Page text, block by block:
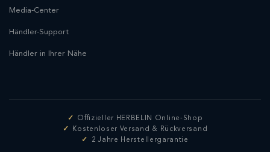
Media-Center
Händler-Support
Händler in Ihrer Nähe
Offizieller HERBELIN Online-Shop
Kostenloser Versand & Rückversand
2 Jahre Herstellergarantie